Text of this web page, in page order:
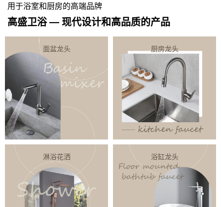
用于浴室和厨房的高端品牌
高盛卫浴 — 现代设计和高品质的产品
面盆龙头 厨房龙头
淋浴花洒 浴缸龙头